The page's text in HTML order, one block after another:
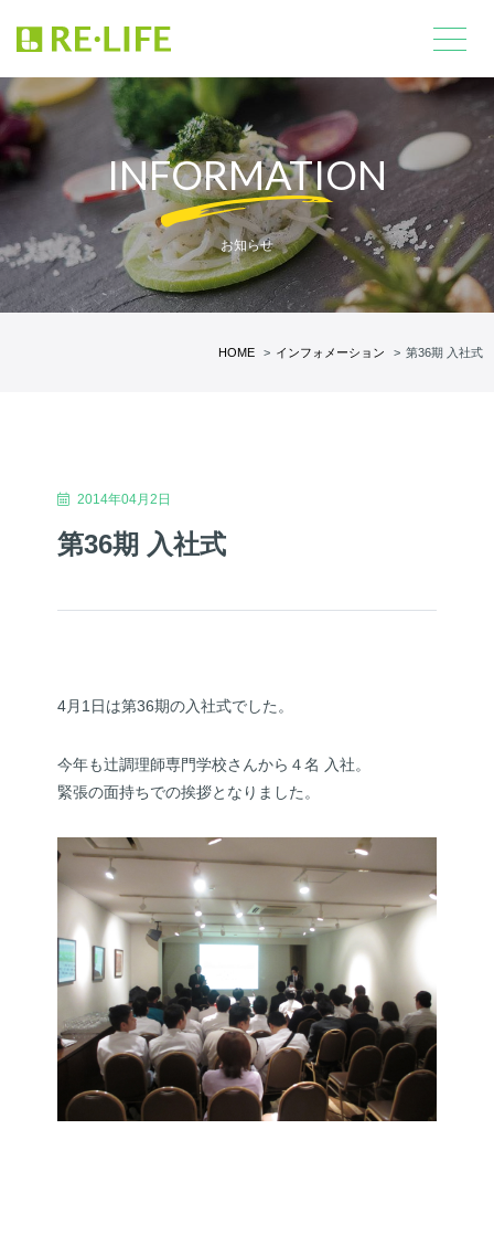
INFORMATION
お知らせ
HOME インフォメーション 第36期 入社式
2014年04月2日
第36期 入社式
4月1日は第36期の入社式でした。
今年も辻調理師専門学校さんから４名 入社。
緊張の面持ちでの挨拶となりました。